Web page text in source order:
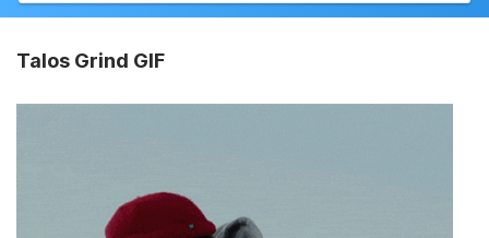
Talos Grind GIF